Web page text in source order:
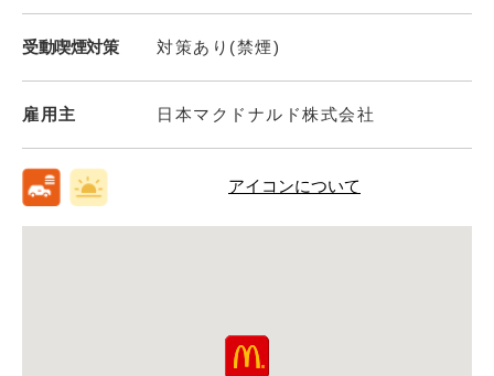
受動喫煙対策 対策あり(禁煙)
雇用主 日本マクドナルド株式会社
アイコンについて